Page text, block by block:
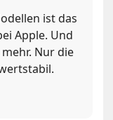
ist das
Apple. Und
Nur die